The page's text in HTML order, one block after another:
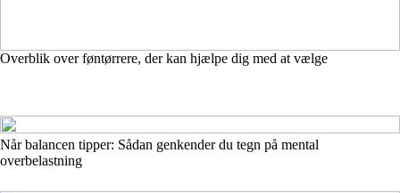
Overblik over føntørrere, der kan hjælpe dig med at vælge
Når balancen tipper: Sådan genkender du tegn på mental
overbelastning